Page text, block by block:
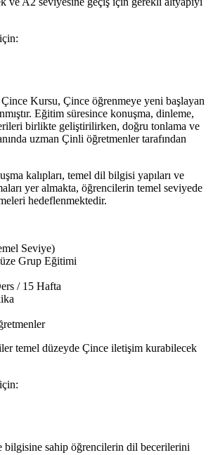
Kursu, Çince öğrenmeye yeni başlayan
Eğitim süresince konuşma, dinleme,
birlikte geliştirilirken, doğru tonlama ve
uzman Çinli öğretmenler tarafından
kalıpları, temel dil bilgisi yapıları ve
yer almakta, öğrencilerin temel seviyede
hedeflenmektedir.
Seviye)
Grup Eğitimi
/ 15 Hafta
temel düzeyde Çince iletişim kurabilecek
sahip öğrencilerin dil becerilerini